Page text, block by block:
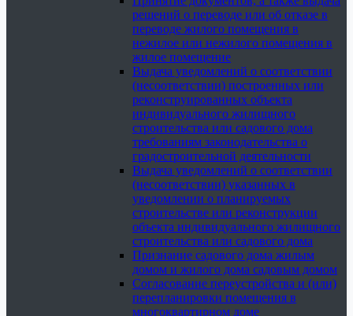
решений о переводе или об отказе в
переводе жилого помещения в
нежилое или нежилого помещения в
жилое помещение
Выдача уведомлений о соответствии
(несоответствии) построенных или
реконструированных объекта
индивидуального жилищного
строительства или садового дома
требованиям законодательства о
градостроительной деятельности
Выдача уведомлений о соответствии
(несоответствии) указанных в
уведомлении о планируемых
строительстве или реконструкции
объекта индивидуального жилищного
строительства или садового дома
Признание садового дома жилым
домом и жилого дома садовым домом
Согласование переустройства и (или)
перепланировки помещения в
многоквартирном доме